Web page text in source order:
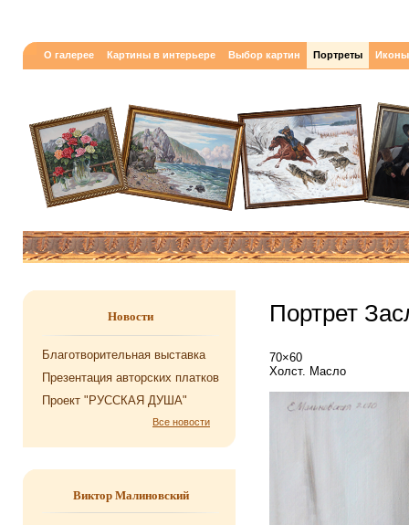
О галерее Картины в интерьере Выбор картин Портреты Иконы
Новости
Благотворительная выставка
Презентация авторских платков
Проект "РУССКАЯ ДУША"
Все новости
Виктор Малиновский
Портрет
70×60
Холст. Масло